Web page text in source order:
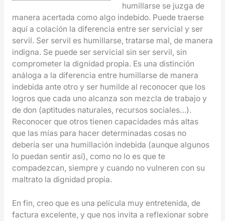
humillarse se juzga de
manera acertada como algo indebido. Puede traerse
aquí a colación la diferencia entre ser servicial y ser
servil. Ser servil es humillarse, tratarse mal, de manera
indigna. Se puede ser servicial sin ser servil, sin
comprometer la dignidad propia. Es una distinción
análoga a la diferencia entre humillarse de manera
indebida ante otro y ser humilde al reconocer que los
logros que cada uno alcanza son mezcla de trabajo y
de don (aptitudes naturales, recursos sociales…).
Reconocer que otros tienen capacidades más altas
que las mías para hacer determinadas cosas no
debería ser una humillación indebida (aunque algunos
lo puedan sentir así), como no lo es que te
compadezcan, siempre y cuando no vulneren con su
maltrato la dignidad propia.
En fin, creo que es una película muy entretenida, de
factura excelente, y que nos invita a reflexionar sobre